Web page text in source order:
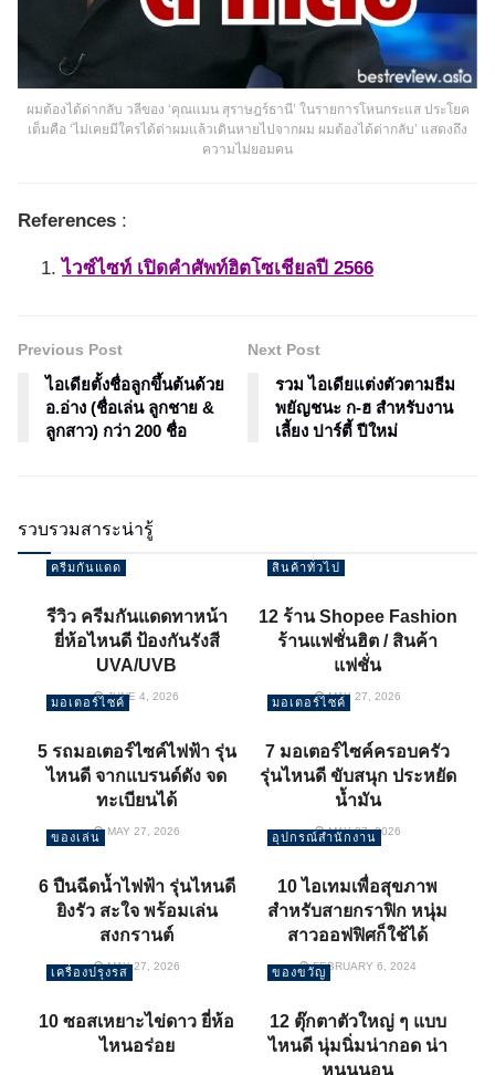
ผมต้องได้ด่ากลับ วลีของ ‘คุณแมน สุราษฎร์ธานี’ ในรายการโหนกระแส ประโยค
เต็มคือ ‘ไม่เคยมีใครได้ด่าผมแล้วเดินหายไปจากผม ผมต้องได้ด่ากลับ’ แสดงถึง
ความไม่ยอมคน
References :
ไวซ์ไซท์ เปิดคำศัพท์ฮิตโซเชียลปี 2566
Previous Post
ไอเดียตั้งชื่อลูกขึ้นต้นด้วย
อ.อ่าง (ชื่อเล่น ลูกชาย &
ลูกสาว) กว่า 200 ชื่อ
Next Post
รวม ไอเดียแต่งตัวตามธีม
พยัญชนะ ก-ฮ สำหรับงาน
เลี้ยง ปาร์ตี้ ปีใหม่
รวบรวมสาระน่ารู้
ครีมกันแดด
รีวิว ครีมกันแดดทาหน้า
ยี่ห้อไหนดี ป้องกันรังสี
UVA/UVB
JUNE 4, 2026
สินค้าทั่วไป
12 ร้าน Shopee Fashion
ร้านแฟชั่นฮิต / สินค้า
แฟชั่น
MAY 27, 2026
มอเตอร์ไซค์
5 รถมอเตอร์ไซค์ไฟฟ้า รุ่น
ไหนดี จากแบรนด์ดัง จด
ทะเบียนได้
MAY 27, 2026
มอเตอร์ไซค์
7 มอเตอร์ไซค์ครอบครัว
รุ่นไหนดี ขับสนุก ประหยัด
น้ำมัน
MAY 27, 2026
ของเล่น
6 ปืนฉีดน้ำไฟฟ้า รุ่นไหนดี
ยิงรัว สะใจ พร้อมเล่น
สงกรานต์
MAY 27, 2026
อุปกรณ์สำนักงาน
10 ไอเทมเพื่อสุขภาพ
สำหรับสายกราฟิก หนุ่ม
สาวออฟฟิศก็ใช้ได้
FEBRUARY 6, 2024
เครื่องปรุงรส
10 ซอสเหยาะไข่ดาว ยี่ห้อ
ไหนอร่อย
ของขวัญ
12 ตุ๊กตาตัวใหญ่ ๆ แบบ
ไหนดี นุ่มนิ่มน่ากอด น่า
หนุนนอน